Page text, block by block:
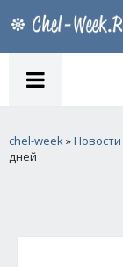
chel-week»Новости
дней